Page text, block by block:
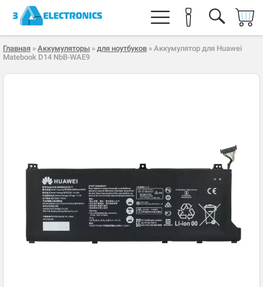
Главная » Аккумуляторы » для ноутбуков » Аккумулятор для Huawei
Matebook D14 NbB-WAE9